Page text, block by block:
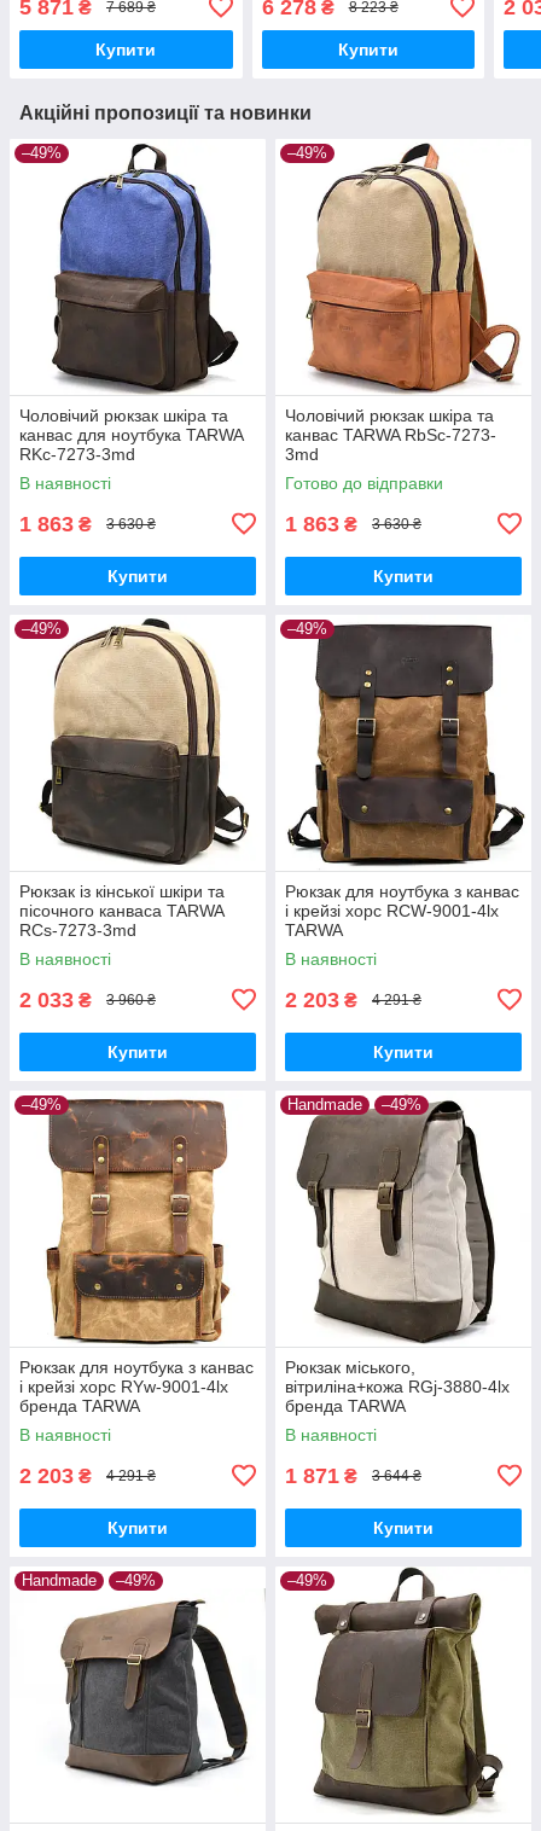
5 871 ₴ 7 689 ₴
Купити
6 278₴ 8 223 ₴
Купити
2
Акційні пропозиції та новинки
–49%
Чоловічий рюкзак шкіра та
канвас для ноутбука TARWA
RKc-7273-3md
В наявності
1 863 ₴ 3 630 ₴
Купити
–49%
Чоловічий рюкзак шкіра та
канвас TARWA RbSc-7273-
3md
Готово до відправки
1 863 ₴ 3 630 ₴
Купити
–49%
Рюкзак із кінської шкіри та
пісочного канваса TARWA
RCs-7273-3md
В наявності
2 033 ₴ 3 960 ₴
Купити
–49%
Рюкзак для ноутбука з канвас
і крейзі хорс RCW-9001-4lx
TARWA
В наявності
2 203 ₴ 4 291 ₴
Купити
–49%
Рюкзак для ноутбука з канвас
і крейзі хорс RYw-9001-4lx
бренда TARWA
В наявності
2 203 ₴ 4 291 ₴
Купити
Handmade –49%
Рюкзак міського,
вітриліна+кожа RGj-3880-4lx
бренда TARWA
В наявності
1 871 ₴ 3 644 ₴
Купити
Handmade –49% –49%